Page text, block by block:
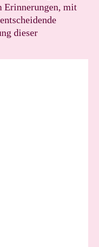
Erinnerungen, mit
dieser